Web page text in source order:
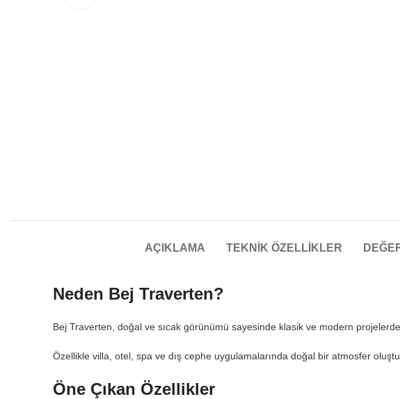
AÇIKLAMA TEKNIK ÖZELLIKLER
Neden Bej Traverten?
Bej Traverten, doğal ve sıcak görünümü sayesinde klasik ve modern
Özellikle villa, otel, spa ve dış cephe uygulamalarında doğal bir atmosfer
Öne Çıkan Özellikler